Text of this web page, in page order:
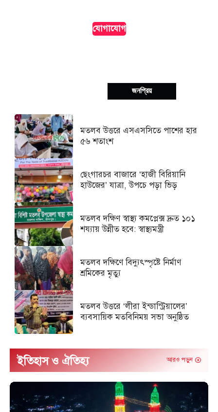
যোগাযোগ
জনপ্রিয়
মতলব উত্তরে এসএসসিতে পাশের হার
৫৬ শতাংশ
ছেংগারচর বাজারে ‘হাজী বিরিয়ানি
হাউজের’ যাত্রা, উপচে পড়া ভিড়
মতলব দক্ষিণ স্বাস্থ্য কমপ্লেক্স দ্রুত ১০১
শয্যায় উন্নীত হবে: স্বাস্থ্যমন্ত্রী
মতলব দক্ষিণে বিদ্যুৎস্পৃষ্টে নির্মাণ
শ্রমিকের মৃত্যু
মতলব উত্তরে ‘লীরা ইন্ডাস্ট্রিয়ালের’
ব্যবসায়িক মতবিনিময় সভা অনুষ্ঠিত
ইতিহাস ও ঐতিহ্য আরও পড়ুন